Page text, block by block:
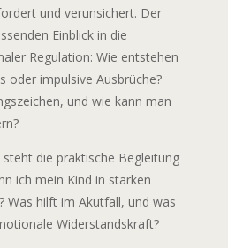
und verunsichert. Der
Einblick in die
Regulation: Wie entstehen
oder impulsive Ausbrüche?
und wie kann man
die praktische Begleitung
ich mein Kind in starken
Was hilft im Akutfall, und was
Widerstandskraft?